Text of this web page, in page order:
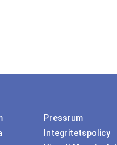
Pressrum
Integritetspolicy